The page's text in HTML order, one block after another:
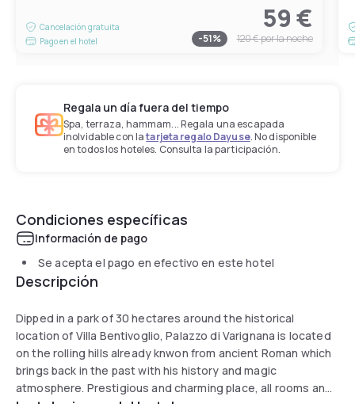
Cancelación gratuita
Pago en el hotel
59 €
-51% 120 €por la noche
Regala un día fuera del tiempo
Spa, terraza, hammam... Regala una escapada
inolvidable con latarjeta regalo Dayuse. No disponible
en todos los hoteles. Consulta la participación.
Condiciones específicas
Información de pago
Se acepta el pago en efectivo en este hotel
Descripción
Dipped in a park of 30 hectares around the historical
location of Villa Bentivoglio, Palazzo di Varignana is located
on the rolling hills already knwon from ancient Roman which
brings back in the past with his history and magic
atmosphere. Prestigious and charming place, all rooms and